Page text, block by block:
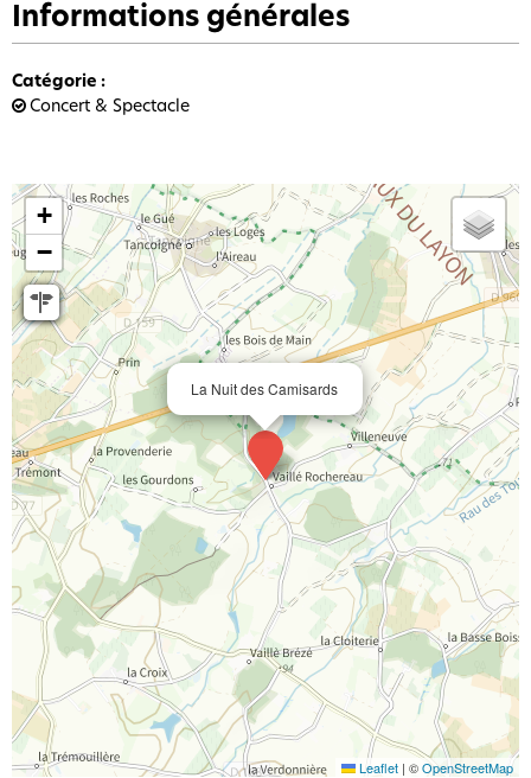
Informations générales
Catégorie :
Concert & Spectacle
La Nuit des Camisards
+
−
Leaflet | ©OpenStreetMap